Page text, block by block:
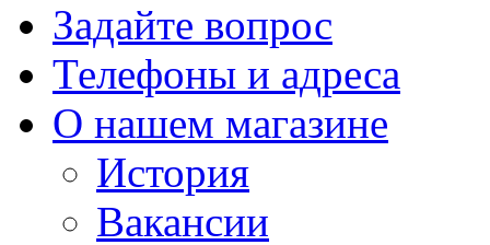
Задайте вопрос
Телефоны и адреса
О нашем магазине
История
Вакансии